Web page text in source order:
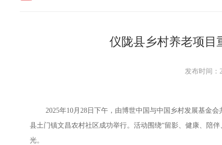
仪陇县乡村养老项目
发布时间：
2025年10月28日下午，由博世中国与中国乡村发展基金会
县土门镇文昌农村社区成功举行。活动围绕“留影、健康、陪
光。